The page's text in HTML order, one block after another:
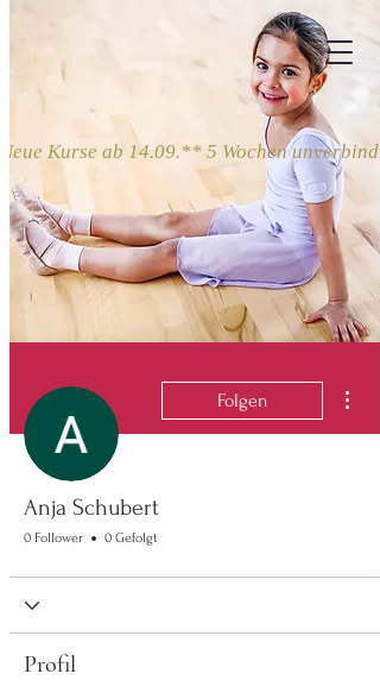
Neue Kurse ab 14.09.** 5 Wochen
Folgen
Anja Schubert
0 Follower 0 Gefolgt
Profil